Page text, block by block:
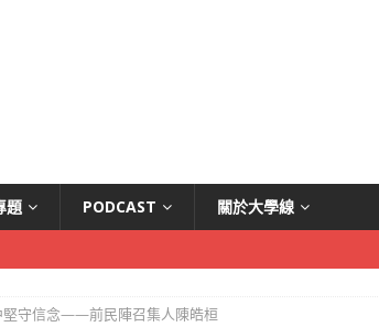
題 PODCAST 關於大學線
守信念​​——前民陣召集人陳皓桓